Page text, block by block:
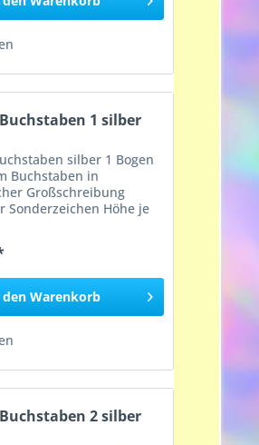
1 silber
silber 1 Bogen
Buchstaben in
Großschreibung
Sonderzeichen Höhe je
Warenkorb
2 silber